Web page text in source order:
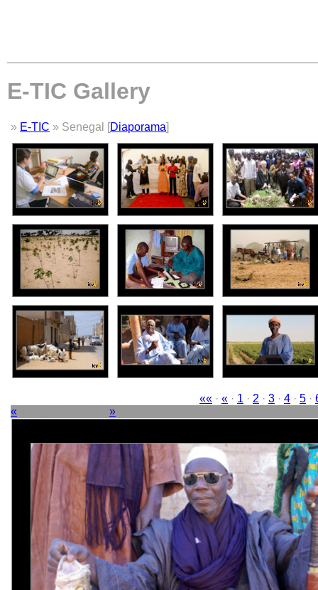
E-TIC Gallery
» E-TIC » Senegal [Diaporama]
«« · « · 1 · 2 · 3 · 4 · 5 ·
«
»